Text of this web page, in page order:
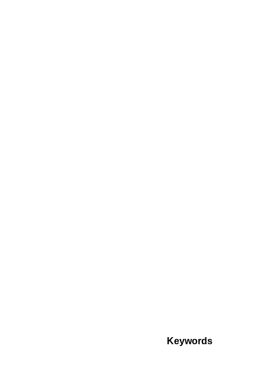
Keywords